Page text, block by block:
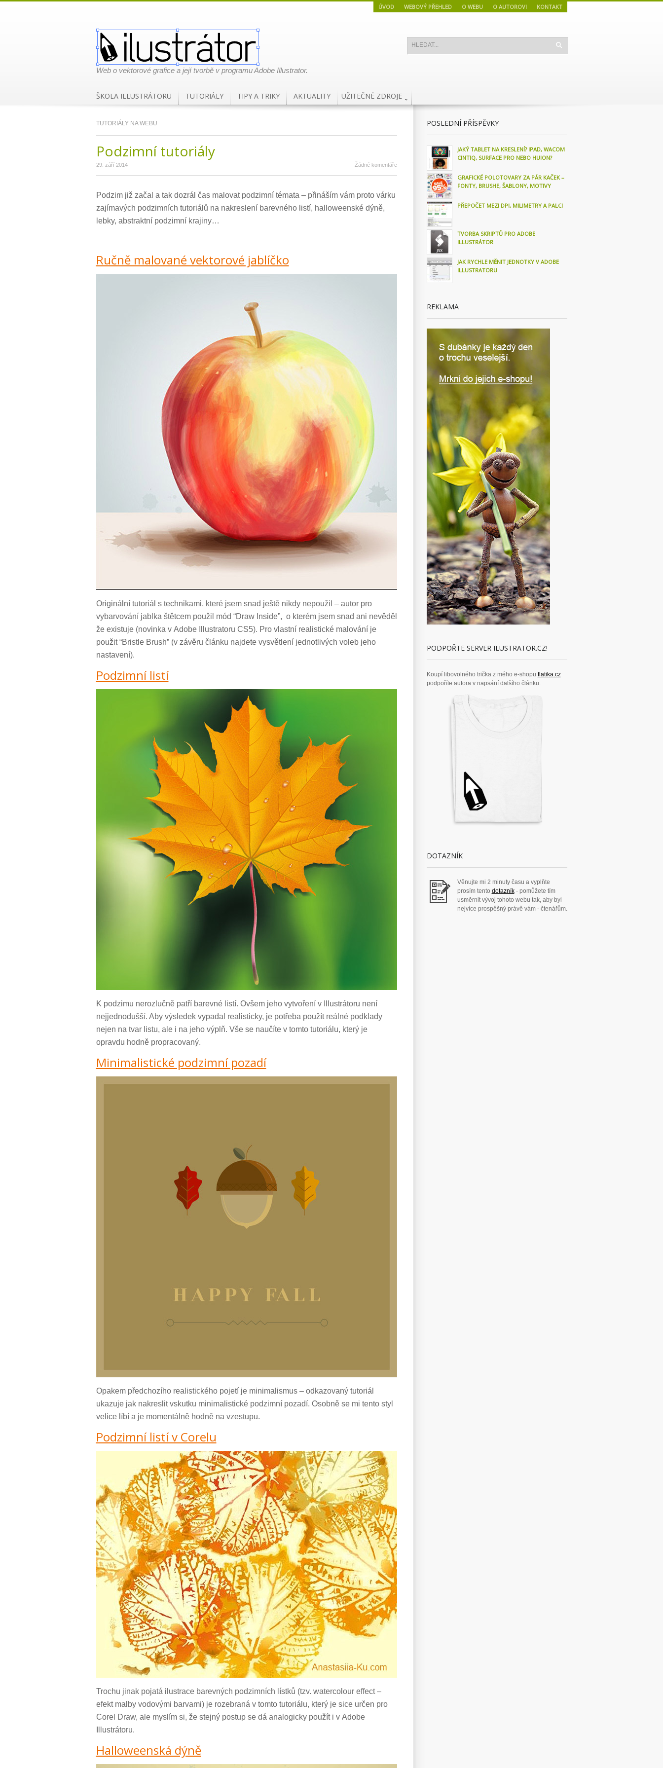
Web o vektorové grafice a její tvorbě v programu Adobe Illustrator.
ÚVOD WEBOVÝ PŘEHLED O WEBU O AUTOROVI KONTAKT
ŠKOLA ILLUSTRÁTORU TUTORIÁLY TIPY A TRIKY AKTUALITY UŽITEČNÉ ZDROJE
TUTORIÁLY NA WEBU
Podzimní tutoriály
29. září 2014 Žádné komentáře
Podzim již začal a tak dozrál čas malovat podzimní témata – přináším vám proto várku
zajímavých podzimních tutoriálů na nakreslení barevného listí, halloweenské dýně,
lebky, abstraktní podzimní krajiny…
Ručně malované vektorové jablíčko
Originální tutoriál s technikami, které jsem snad ještě nikdy nepoužil – autor pro
vybarvování jablka štětcem použil mód “Draw Inside”, o kterém jsem snad ani nevěděl
že existuje (novinka v Adobe Illustratoru CS5). Pro vlastní realistické malování je
použit “Bristle Brush” (v závěru článku najdete vysvětlení jednotlivých voleb jeho
nastavení).
Podzimní listí
K podzimu nerozlučně patří barevné listí. Ovšem jeho vytvoření v Illustrátoru není
nejjednodušší. Aby výsledek vypadal realisticky, je potřeba použít reálné podklady
nejen na tvar listu, ale i na jeho výplň. Vše se naučíte v tomto tutoriálu, který je
opravdu hodně propracovaný.
Minimalistické podzimní pozadí
Opakem předchozího realistického pojetí je minimalismus – odkazovaný tutoriál
ukazuje jak nakreslit vskutku minimalistické podzimní pozadí. Osobně se mi tento styl
velice líbí a je momentálně hodně na vzestupu.
Podzimní listí v Corelu
Trochu jinak pojatá ilustrace barevných podzimních lístků (tzv. watercolour effect –
efekt malby vodovými barvami) je rozebraná v tomto tutoriálu, který je sice určen pro
Corel Draw, ale myslím si, že stejný postup se dá analogicky použít i v Adobe
Illustrátoru.
Halloweenská dýně
POSLEDNÍ PŘÍSPĚVKY
JAKÝ TABLET NA KRESLENÍ? IPAD, WACOM
CINTIQ, SURFACE PRO NEBO HUION?
GRAFICKÉ POLOTOVARY ZA PÁR KAČEK –
FONTY, BRUSHE, ŠABLONY, MOTIVY
PŘEPOČET MEZI DPI, MILIMETRY A PALCI
TVORBA SKRIPTŮ PRO ADOBE
ILLUSTRÁTOR
JAK RYCHLE MĚNIT JEDNOTKY V ADOBE
ILLUSTRATORU
REKLAMA
PODPOŘTE SERVER ILUSTRATOR.CZ!
Koupí libovolného trička z mého e-shopu flatika.cz
podpoříte autora v napsání dalšího článku.
DOTAZNÍK
Věnujte mi 2 minuty času a vyplňte
prosím tento dotazník- pomůžete tím
usměrnit vývoj tohoto webu tak, aby byl
nejvíce prospěšný právě vám - čtenářům.